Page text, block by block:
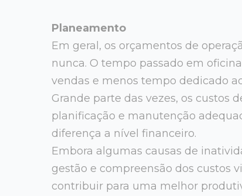
Planeamento
Em geral, os orçamentos de
nunca. O tempo passado em
vendas e menos tempo dedicado
Grande parte das vezes, os custos
planificação e manutenção
diferença a nível financeiro.
Embora algumas causas de
gestão e compreensão dos custos
contribuir para uma melhor